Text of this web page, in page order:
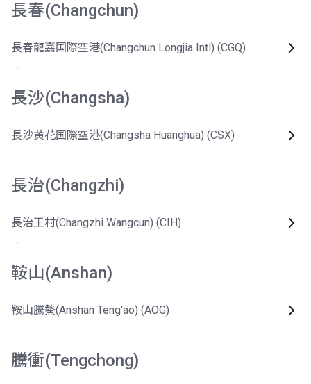
長春(Changchun)
長春龍嘉国際空港(Changchun Longjia Intl) (CGQ)
長沙(Changsha)
長沙黄花国際空港(Changsha Huanghua) (CSX)
長治(Changzhi)
長治王村(Changzhi Wangcun) (CIH)
鞍山(Anshan)
鞍山騰鰲(Anshan Teng'ao) (AOG)
騰衝(Tengchong)